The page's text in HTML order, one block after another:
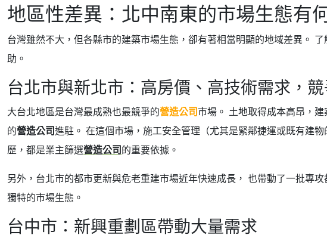
地區性差異：北中南東的市場生態有
台灣雖然不大，但各縣市的建築市場生態，卻有著相當明顯的地域差異。
助。
台北市與新北市：高房價、高技術需求，
大台北地區是台灣最成熟也最競爭的營造公司市場。 土地取得成本高昂，
的營造公司進駐。 在這個市場，施工安全管理（尤其是緊鄰捷運或既有建
歷，都是業主篩選營造公司的重要依據。
另外，台北市的都市更新與危老重建市場近年快速成長， 也帶動了一批專
獨特的市場生態。
台中市：新興重劃區帶動大量需求